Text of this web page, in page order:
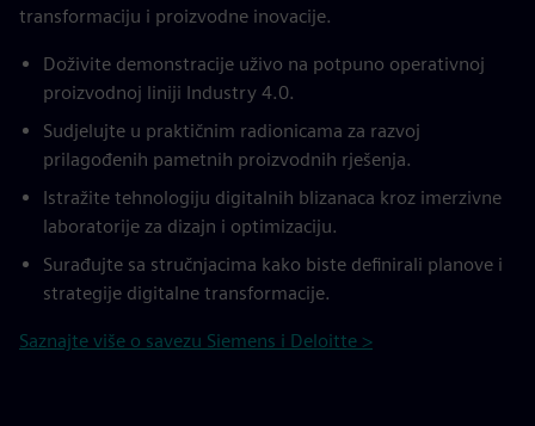
transformaciju i proizvodne inovacije.
Doživite demonstracije uživo na potpuno operativnoj
proizvodnoj liniji Industry 4.0.
Sudjelujte u praktičnim radionicama za razvoj
prilagođenih pametnih proizvodnih rješenja.
Istražite tehnologiju digitalnih blizanaca kroz imerzivne
laboratorije za dizajn i optimizaciju.
Surađujte sa stručnjacima kako biste definirali planove i
strategije digitalne transformacije.
Saznajte više o savezu Siemens i Deloitte >